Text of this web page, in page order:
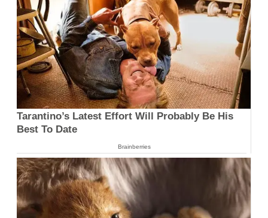
Tarantino’s Latest Effort Will Probably Be His
Best To Date
Brainberries